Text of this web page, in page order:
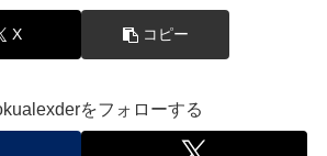
X コピー
をフォローする